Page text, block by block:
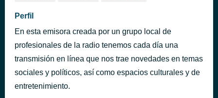
Perfil
En esta emisora creada por un grupo local de
profesionales de la radio tenemos cada día una
transmisión en línea que nos trae novedades en temas
sociales y políticos, así como espacios culturales y de
entretenimiento.